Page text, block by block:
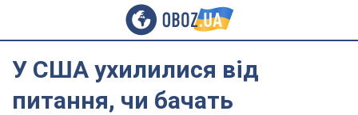
У США ухилилися від
питання, чи бачать